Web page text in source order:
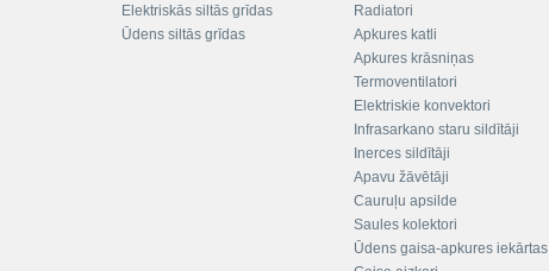
Elektriskās siltās grīdas
Ūdens siltās grīdas
Radiatori
Apkures katli
Apkures krāsniņas
Termoventilatori
Elektriskie konvektori
Infrasarkano staru sildītāji
Inerces sildītāji
Apavu žāvētāji
Cauruļu apsilde
Saules kolektori
Ūdens gaisa-apkures iekārtas